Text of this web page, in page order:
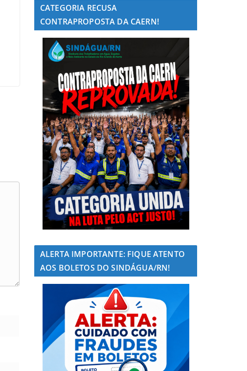
CATEGORIA RECUSA
CONTRAPROPOSTA DA CAERN!
ALERTA IMPORTANTE: FIQUE ATENTO
AOS BOLETOS DO SINDÁGUA/RN!